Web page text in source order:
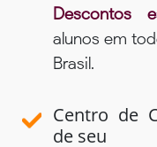
Descontos
alunos em
Brasil.
Centro de
de seu